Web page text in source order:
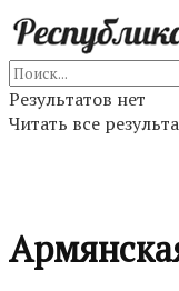
Результатов нет
Читать все